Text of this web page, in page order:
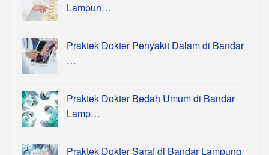
Lampun…
Praktek Dokter Penyakit Dalam di Bandar
…
Praktek Dokter Bedah Umum di Bandar
Lamp…
Praktek Dokter Saraf di Bandar Lampung